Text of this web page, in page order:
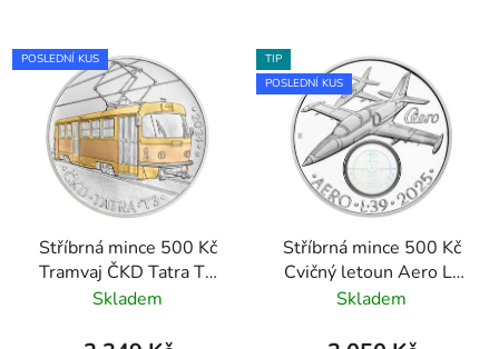
POSLEDNÍ KUS
Stříbrná mince 500 Kč
Tramvaj ČKD Tatra T3
2024 standard
Skladem
TIP
POSLEDNÍ KUS
Stříbrná mince 500 Kč
Cvičný letoun Aero L-
39 Albatros 2025 proof
Skladem